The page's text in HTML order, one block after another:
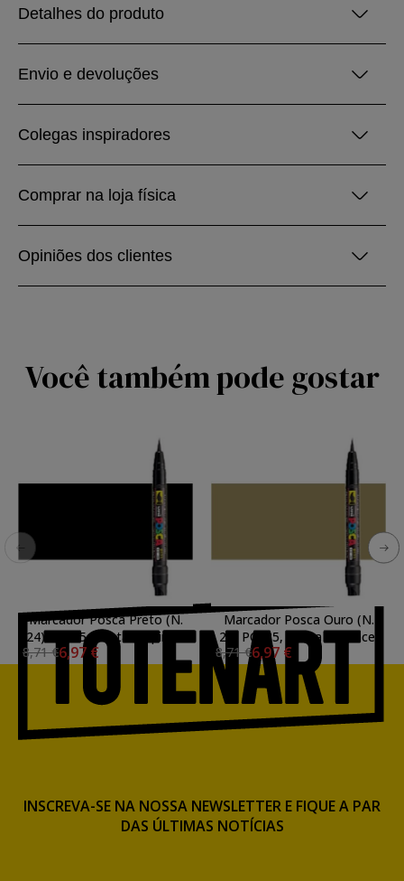
Detalhes do produto
Envio e devoluções
Colegas inspiradores
Comprar na loja física
Opiniões dos clientes
Você também pode gostar
Marcador Posca Preto (N.
24) PCF35, ponta do pincel
8,71 €6,97 €
Marcador Posca Ouro (N.
25) PCF35, ponta do pincel
8,71 €6,97 €
INSCREVA-SE NA NOSSA NEWSLETTER E FIQUE A PAR
DAS ÚLTIMAS NOTÍCIAS